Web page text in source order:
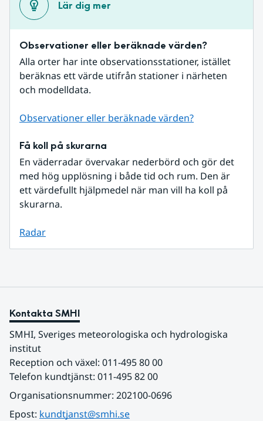
Lär dig mer
Observationer eller beräknade värden?
Alla orter har inte observationsstationer, istället
beräknas ett värde utifrån stationer i närheten
och modelldata.
Observationer eller beräknade värden?
Få koll på skurarna
En väderradar övervakar nederbörd och gör det
med hög upplösning i både tid och rum. Den är
ett värdefullt hjälpmedel när man vill ha koll på
skurarna.
Radar
Kontakta SMHI
SMHI, Sveriges meteorologiska och hydrologiska
institut
Reception och växel: 011-495 80 00
Telefon kundtjänst: 011-495 82 00
Organisationsnummer: 202100-0696
Epost: kundtjanst@smhi.se